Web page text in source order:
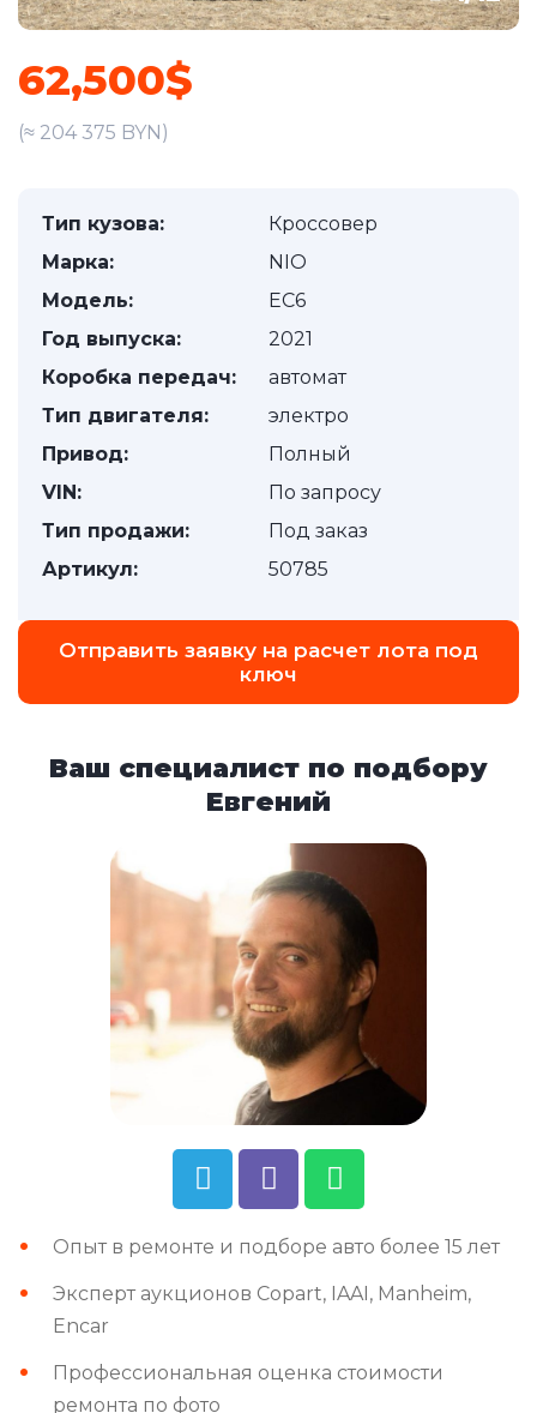
62,500$
(≈ 204 375 BYN)
Тип кузова:
Кроссовер
Марка:
NIO
Модель:
EC6
Год выпуска:
2021
Коробка передач:
автомат
Тип двигателя:
электро
Привод:
Полный
VIN:
По запросу
Тип продажи:
Под заказ
Артикул:
50785
Отправить заявку на расчет лота под
ключ
Ваш специалист по подбору
Евгений
Опыт в ремонте и подборе авто более 15 лет
Эксперт аукционов Copart, IAAI, Manheim,
Encar
Профессиональная оценка стоимости
ремонта по фото